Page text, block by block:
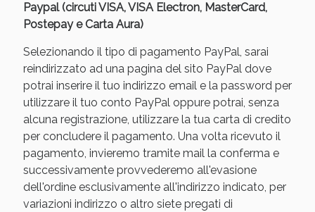
Paypal (circuti VISA, VISA Electron, MasterCard,
Postepay e Carta Aura)
Selezionando il tipo di pagamento PayPal, sarai
reindirizzato ad una pagina del sito PayPal dove
potrai inserire il tuo indirizzo email e la password per
utilizzare il tuo conto PayPal oppure potrai, senza
alcuna registrazione, utilizzare la tua carta di credito
per concludere il pagamento. Una volta ricevuto il
pagamento, invieremo tramite mail la conferma e
successivamente provvederemo all'evasione
dell'ordine esclusivamente all'indirizzo indicato, per
variazioni indirizzo o altro siete pregati di